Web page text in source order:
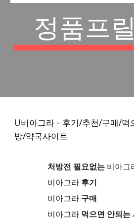
정품프
U비아그라 - 후기/추천/구매/먹
방/약국사이트
처방전 필요없는 비아그
비아그라 후기
비아그라 구매
비아그라 먹으면 안되는